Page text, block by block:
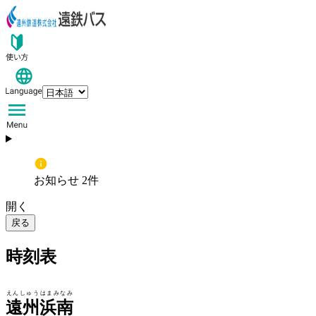
お知らせ 2件
開く
戻る
時刻表
遠州浜南
えんしゅうはまみなみ